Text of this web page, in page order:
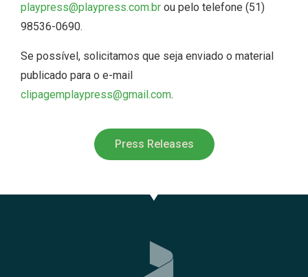
playpress@playpress.com.br ou pelo telefone (51)
98536-0690.
Se possível, solicitamos que seja enviado o material
publicado para o e-mail
clipagemplaypress@gmail.com.
Press Releases